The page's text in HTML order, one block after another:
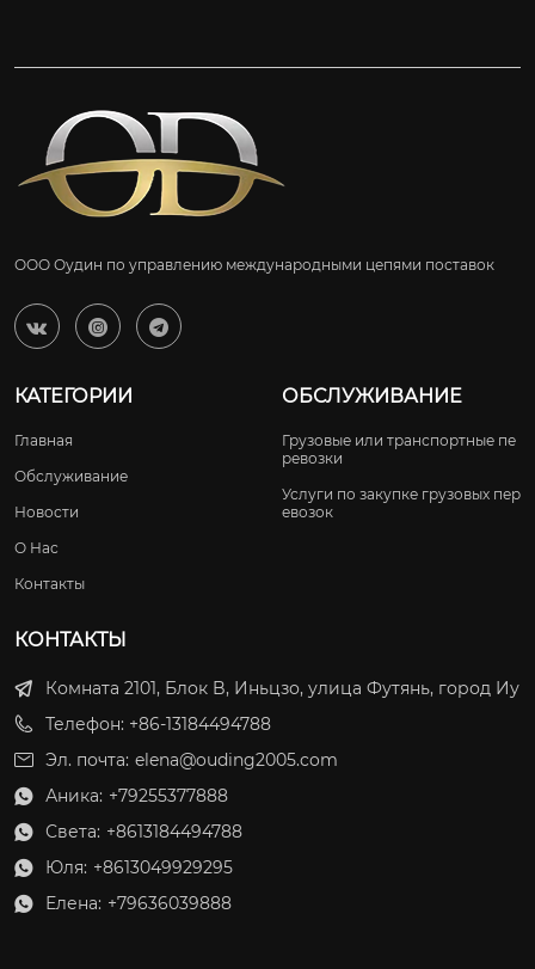
ООО Оудин по управлению международными цепями поставок
  
КАТЕГОРИИ
Главная
Обслуживание
Новости
О Нас
Контакты
ОБСЛУЖИВАНИЕ
Грузовые или транспортные пе
ревозки
Услуги по закупке грузовых пер
евозок
КОНТАКТЫ
Комната 2101, Блок B, Иньцзо, улица Футянь, город Иу
Телефон: +86-13184494788
Эл. почта: elena@ouding2005.com
 Аника: +79255377888
 Света: +8613184494788
 Юля: +8613049929295
 Елена: +79636039888